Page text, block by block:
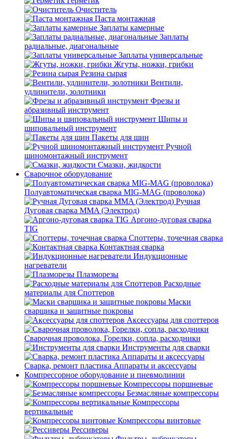
Очиститель
Паста монтажная
Заплаты камерные
Заплаты
радиальные, диагональные
Заплаты универсальные
Жгуты, ножки, грибки
Резина сырая
Вентили,
удлинители, золотники
Фрезы и
абразивный инструмент
Шипы и
шиповальный инструмент
Пакеты для шин
Ручной
шиномонтажный инструмент
Смазки, жидкости
Сварочное оборудование
Полуавтоматическая сварка MIG-MAG (проволока)
Ручная
Дуговая сварка MMA (Электрод)
Аргоно-дуговая сварка
TIG
Споттеры, точечная сварка
Контактная сварка
Индукционные
нагреватели
Плазморезы
Расходные
материалы для Споттеров
Маски
сварщика и защитные покровы
Аксессуары для споттеров
Сварочная проволока, Горелки, сопла, расходники
Инструменты для сварки
Сварка, ремонт пластика Аппараты и аксессуары
Компрессорное оборудование и пневмолинии
Компрессоры поршневые
Безмасляные компрессоры
Компрессоры
вертикальные
Компрессоры винтовые
Рессиверы